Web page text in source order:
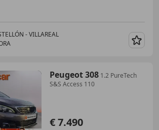
- VILLAREAL
Peugeot 308 1.2 PureTech
S&S Access 110
€ 7.490